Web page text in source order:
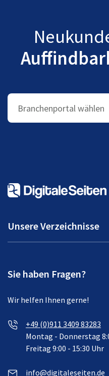
Branchenportal wählen
Unsere Verzeichnisse
Sie haben Fragen?
Wir helfen Ihnen gerne!
+49 (0)911 3409 83283
Montag - Donnerstag
Freitag 9:00 - 15:30 Uhr
info@digitaleseiten.de